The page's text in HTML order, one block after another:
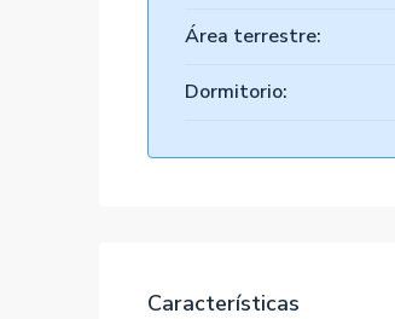
Área terrestre:
Dormitorio:
Características